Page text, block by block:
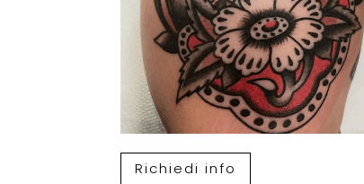
Richiedi info